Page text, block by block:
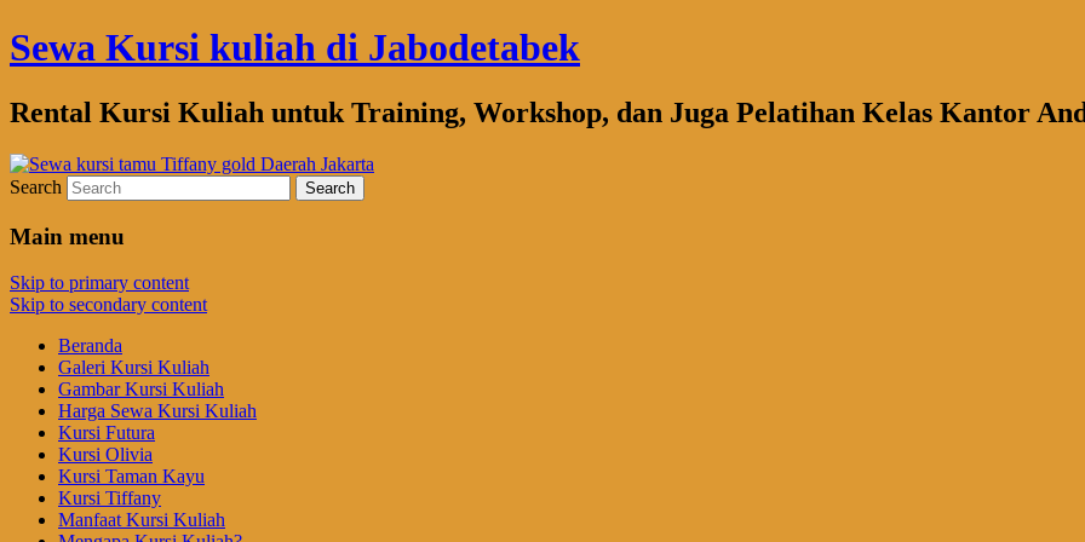
Sewa Kursi kuliah di Jabodetabek
Rental Kursi Kuliah untuk Training, Workshop, dan Juga Pelatihan Kelas Kantor
Search
Main menu
Skip to primary content
Skip to secondary content
Beranda
Galeri Kursi Kuliah
Gambar Kursi Kuliah
Harga Sewa Kursi Kuliah
Kursi Futura
Kursi Olivia
Kursi Taman Kayu
Kursi Tiffany
Manfaat Kursi Kuliah